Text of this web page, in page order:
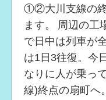
①②大川支線の終
ます。 周辺の工
で日中は列車が
は1日3往復。今
なりに人が乗っ
線)終点の扇町へ